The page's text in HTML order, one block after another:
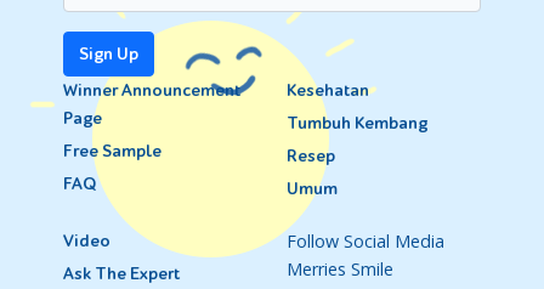
Sign Up
Winner Announcement
Page
Free Sample
FAQ
Kesehatan
Tumbuh Kembang
Resep
Umum
Video
Ask The Expert
Follow Social Media
Merries Smile